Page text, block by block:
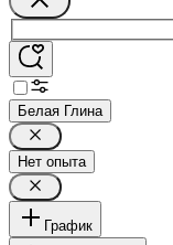
Белая Глина
Нет опыта
График